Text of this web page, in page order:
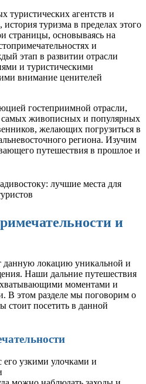
туристических агентств и
туризма в пределах этого
страницы, основываясь на
и
этап в развитии отрасли
и туристическими
внимание ценителей
гостеприимной отрасли,
самых живописных и популярных
желающих погрузиться в
региона. Изучим
путешествия в прошлое и
и
данную локацию уникальной и
Наши дальние путешествия
моментами и
В этом разделе мы поговорим о
стоит посетить в данной
его узкими улочками и